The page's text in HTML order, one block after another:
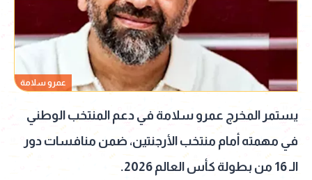
عمرو سلامة
يستمر المخرج عمرو سلامة في دعم المنتخب الوطني
في مهمته أمام منتخب الأرجنتين، ضمن منافسات دور
الـ 16 من بطولة كأس العالم 2026.